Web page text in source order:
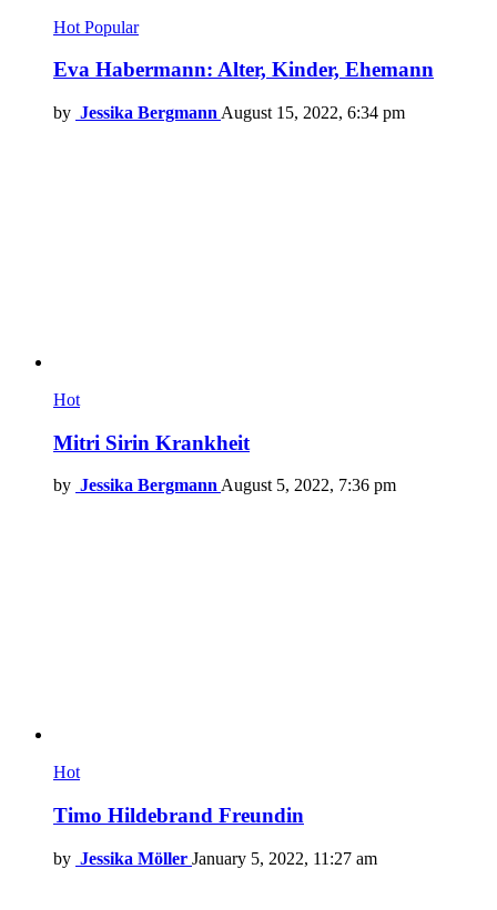
Hot Popular
Eva Habermann: Alter, Kinder, Ehemann
by Jessika Bergmann August 15, 2022, 6:34 pm
Hot
Mitri Sirin Krankheit
by Jessika Bergmann August 5, 2022, 7:36 pm
Hot
Timo Hildebrand Freundin
by Jessika Möller January 5, 2022, 11:27 am